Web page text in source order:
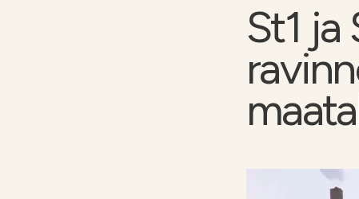
Palvelut
St1